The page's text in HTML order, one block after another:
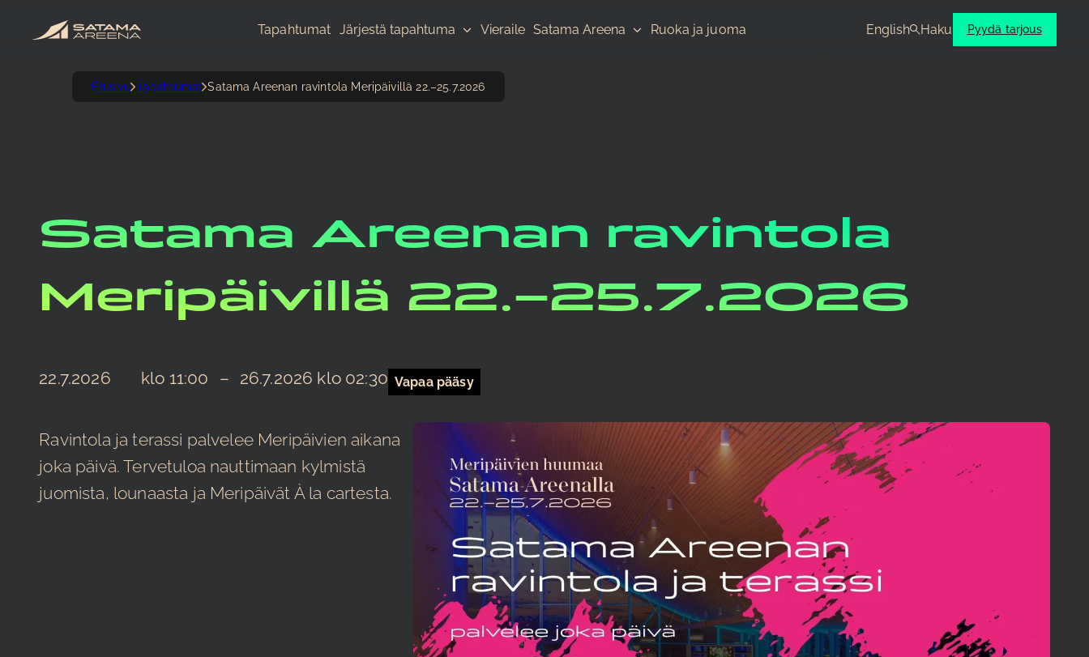
Tapahtumat Järjestä tapahtuma Vieraile Satama Areena Ruoka ja juoma English Haku Pyydä tarjous
Etusivu Tapahtumat Satama Areenan ravintola Meripäivillä 22.–25.7.2026
Satama Areenan ravintola
Meripäivillä 22.–25.7.2026
22.7.2026 11:00 – 26.7.2026 02:30 Vapaa pääsy
Ravintola ja terassi palvelee Meripäivien aikana
joka päivä. Tervetuloa nauttimaan kylmistä
juomista, lounaasta ja Meripäivät À la cartesta.